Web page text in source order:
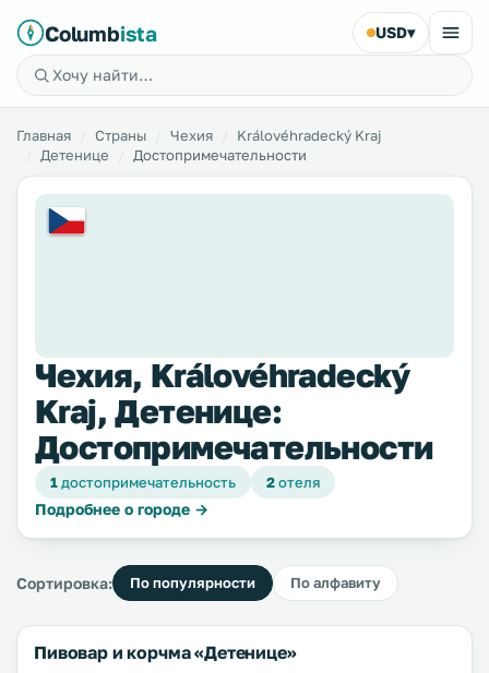
Columbista USD▾
Главная Страны Чехия
Královéhradecký Kraj
Детенице
Достопримечательности
Чехия, Královéhradecký
Kraj, Детенице:
Достопримечательности
1достопримечательность 2отеля
Подробнее о городе →
Сортировка: По популярности По алфавиту
Пивовар и корчма «Детенице»